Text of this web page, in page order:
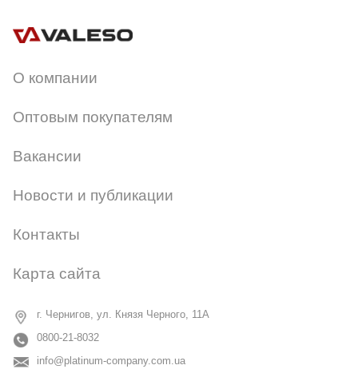
маранч
О компании
Оптовым покупателям
Вакансии
Новости и публикации
Контакты
Карта сайта
г. Чернигов, ул. Князя Черного, 11А
0800-21-8032
info@platinum-company.com.ua